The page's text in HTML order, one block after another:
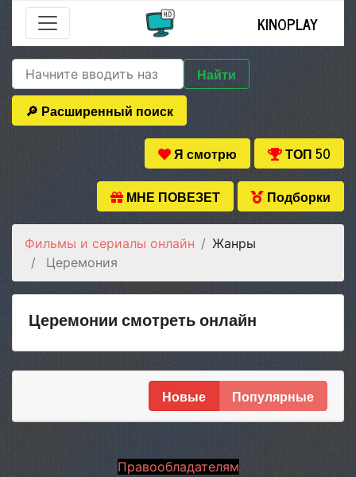
KINOPLAY
Найти
🔎 Расширенный поиск
Я смотрю ТОП 50
МНЕ ПОВЕЗЕТ Подборки
Фильмы и сериалы онлайн
Жанры
Церемония
Церемонии смотреть онлайн
Новые Популярные
Правообладателям